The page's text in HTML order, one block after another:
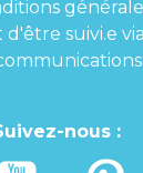
suivi.e
nous :